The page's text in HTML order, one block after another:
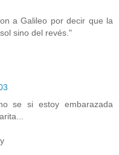
a Galileo por decir que la
sino del revés."
se si estoy embarazada